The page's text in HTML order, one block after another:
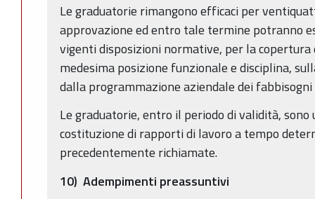
Le graduatorie rimangono efficaci per
approvazione ed entro tale termine potranno
vigenti disposizioni normative, per la
medesima posizione funzionale e disciplina,
dalla programmazione aziendale dei
Le graduatorie, entro il periodo di validità,
costituzione di rapporti di lavoro a tempo
precedentemente richiamate.
10) Adempimenti preassuntivi